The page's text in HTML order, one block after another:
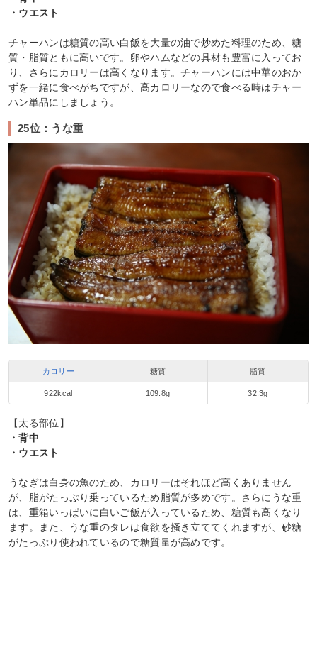
・ウエスト
チャーハンは糖質の高い白飯を大量の油で炒めた料理のため、糖
質・脂質ともに高いです。卵やハムなどの具材も豊富に入ってお
り、さらにカロリーは高くなります。チャーハンには中華のおか
ずを一緒に食べがちですが、高カロリーなので食べる時はチャー
ハン単品にしましょう。
25位：うな重
カロリー 糖質 脂質
922kcal 109.8g 32.3g
【太る部位】
・背中
・ウエスト
うなぎは白身の魚のため、カロリーはそれほど高くありません
が、脂がたっぷり乗っているため脂質が多めです。さらにうな重
は、重箱いっぱいに白いご飯が入っているため、糖質も高くなり
ます。また、うな重のタレは食欲を掻き立ててくれますが、砂糖
がたっぷり使われているので糖質量が高めです。